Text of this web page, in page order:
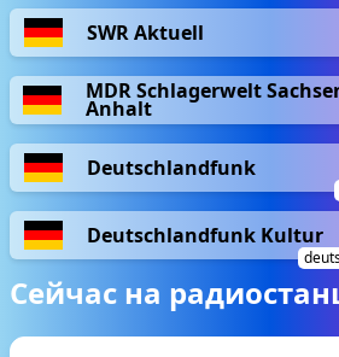
SWR Aktuell
MDR Schlagerwelt
Anhalt
Deutschlandfunk
Deutschlandfunk Kultur
Сейчас на